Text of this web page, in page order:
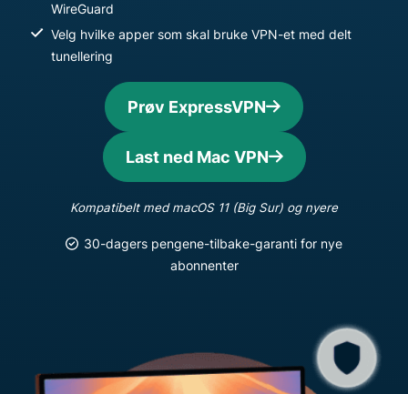
WireGuard
Velg hvilke apper som skal bruke VPN-et med delt
tunellering
Prøv ExpressVPN
Last ned Mac VPN
Kompatibelt med macOS 11 (Big Sur) og nyere
30-dagers pengene-tilbake-garanti for nye
abonnenter